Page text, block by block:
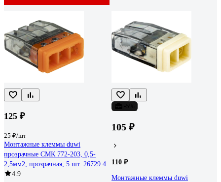
125 ₽
25 ₽/шт
Монтажные клеммы duwi
прозрачные СМК 772-203, 0,5-
2,5мм2, прозрачная, 5 шт. 26729 4
4.9
105 ₽
110 ₽
Монтажные клеммы duwi